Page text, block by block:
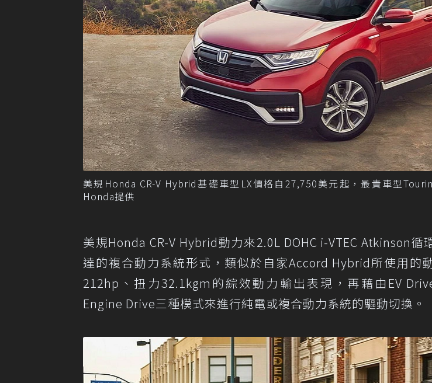
美規Honda CR-V Hybrid基礎車型LX價格自27,750美元起，最貴車型
Honda提供
美規Honda CR-V Hybrid動力來2.0L DOHC i-VTEC Atkinson循
達的複合動力系統形式，類似於自家Accord Hybrid所使用的
212hp、扭力32.1kgm的綜效動力輸出表現，再藉由EV
Engine Drive三種模式來進行純電或複合動力系統的驅動切換。